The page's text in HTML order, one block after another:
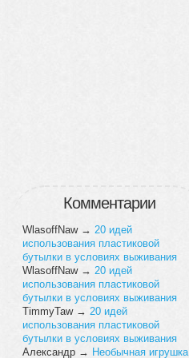
Комментарии
WlasoffNaw→ 20 идей
использования пластиковой
бутылки в условиях выживания
WlasoffNaw→ 20 идей
использования пластиковой
бутылки в условиях выживания
TimmyTaw→ 20 идей
использования пластиковой
бутылки в условиях выживания
Александр → Необычная игрушка